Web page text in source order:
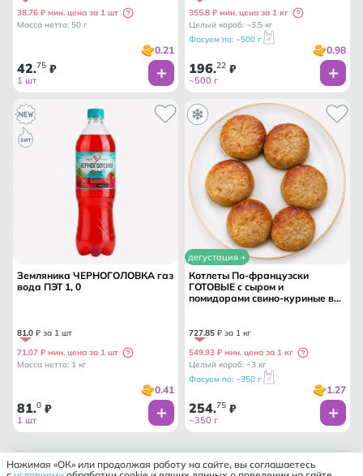
38.76 ₽ мин. цена за 1 шт
Масса нетто: 50 г
0.21
42.75 ₽
1 шт
355.8 ₽ мин. цена за 1 кг
Целый короб: ~3.5 кг
Фасуем по: ~500 г
0.98
196.22 ₽
~500 г
Земляника ЧЕРНОГОЛОВКА газ
вода ПЭТ 1, 0
81.0 ₽ за 1 шт
71.07 ₽ мин. цена за 1 шт
Масса нетто: 1 кг
0.41
81.0 ₽
1 шт
дегустация +
Котлеты По-французски
ГОТОВЫЕ с сыром и
помидорами свино-куриные вес
727.85 ₽ за 1 кг
549.93 ₽ мин. цена за 1 кг
Целый короб: ~3 кг
Фасуем по: ~350 г
1.27
254.75 ₽
~350 г
Нажимая «ОК» или продолжая работу на сайте, вы соглашаетесь